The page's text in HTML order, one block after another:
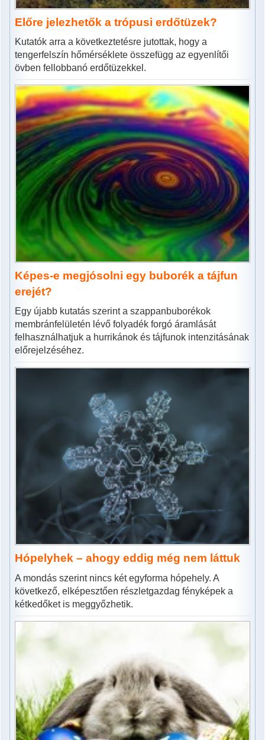
Előre jelezhetők a trópusi erdőtüzek?
Kutatók arra a következtetésre jutottak, hogy a
tengerfelszín hőmérséklete összefügg az egyenlítői
övben fellobbanó erdőtüzekkel.
Képes-e megjósolni egy buborék a tájfun
erejét?
Egy újabb kutatás szerint a szappanbuborékok
membránfelületén lévő folyadék forgó áramlását
felhasználhatjuk a hurrikánok és tájfunok intenzitásának
előrejelzéséhez.
Hópelyhek – ahogy eddig még nem láttuk
A mondás szerint nincs két egyforma hópehely. A
következő, elképesztően részletgazdag fényképek a
kétkedőket is meggyőzhetik.